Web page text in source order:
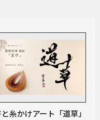
糸かけアート「道草」